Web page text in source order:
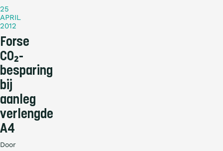
25
APRIL
2012
Forse
CO₂-
besparing
bij
aanleg
verlengde
A4
Door